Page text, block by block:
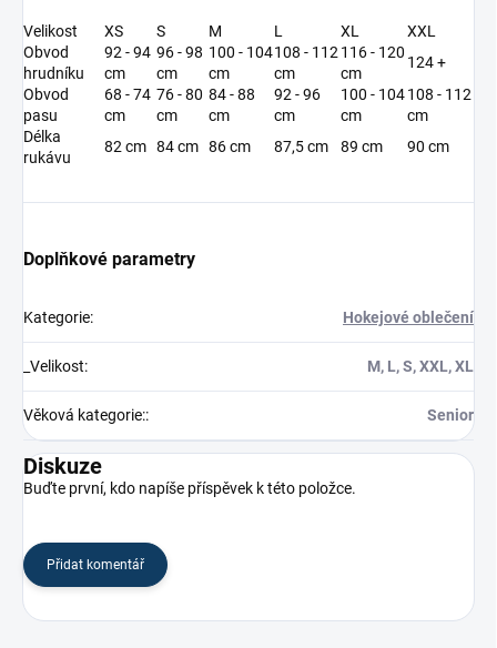
Velikost XS S M L XL
XXL
Obvod
hrudníku
92 - 94
cm
96 - 98
cm
100 - 104
cm
108 - 112
cm
116 - 120
cm
124 +
Obvod
pasu
68 - 74
cm
76 - 80
cm
84 - 88
cm
92 - 96
cm
100 - 104
cm
108 - 112
cm
Délka
rukávu
82 cm 84 cm 86 cm 87,5 cm 89 cm 90 cm
Doplňkové parametry
Kategorie: Hokejové oblečení
_Velikost: M, L, S, XXL, XL
Věková kategorie:: Senior
Diskuze
Buďte první, kdo napíše příspěvek k této položce.
Přidat komentář